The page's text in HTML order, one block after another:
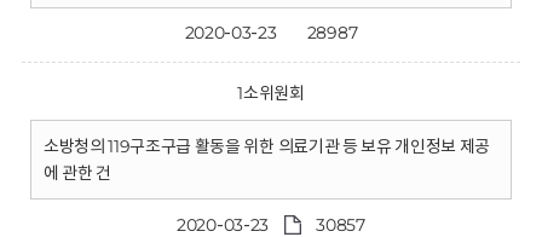
2020-03-23 28987
1소위원회
소방청의 119구조구급 활동을 위한 의료기관 등 보유 개인정보 제공
에 관한 건
2020-03-23 30857